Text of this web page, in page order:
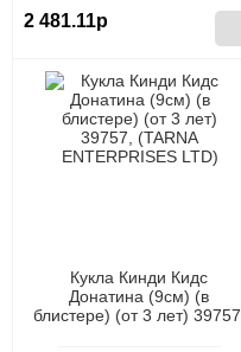
2 481.11р
Кукла Кинди Кидс
Донатина (9см) (в
блистере) (от 3 лет) 39757,